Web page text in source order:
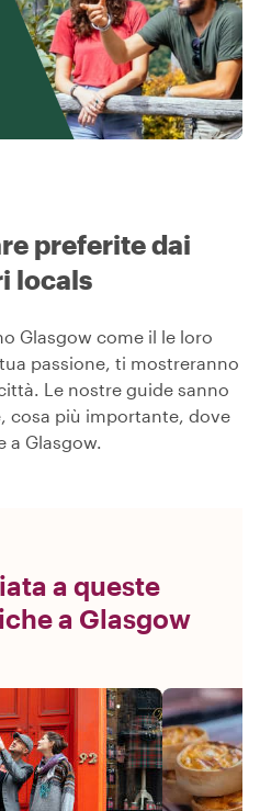
preferite dai
locals
Glasgow come il le loro
passione, ti mostreranno
Le nostre guide sanno
cosa più importante, dove
a Glasgow.
a queste
a Glasgow